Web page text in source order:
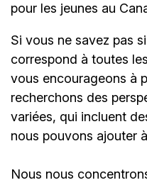
pour les jeunes au
Si vous ne savez pas
correspond à toutes
vous encourageons à
recherchons des
variées, qui incluent
nous pouvons ajouter
Nous nous